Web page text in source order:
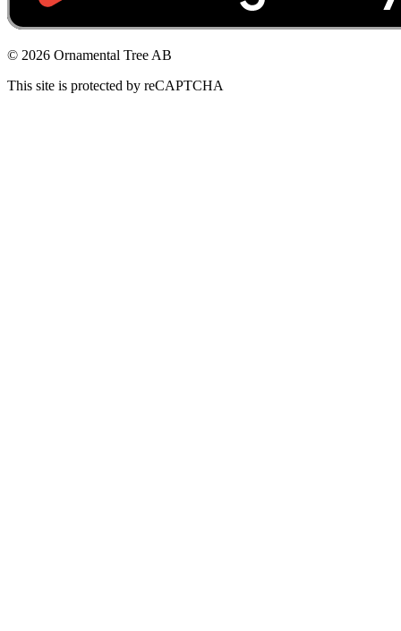
© 2026 Ornamental Tree AB
This site is protected by reCAPTCHA